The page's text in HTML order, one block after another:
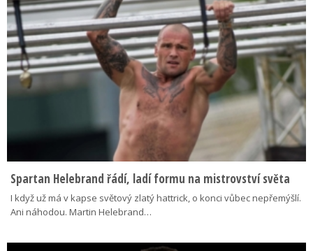
Spartan Helebrand řádí, ladí formu na mistrovství světa
I když už má v kapse světový zlatý hattrick, o konci vůbec nepřemýšlí.
Ani náhodou. Martin Helebrand…